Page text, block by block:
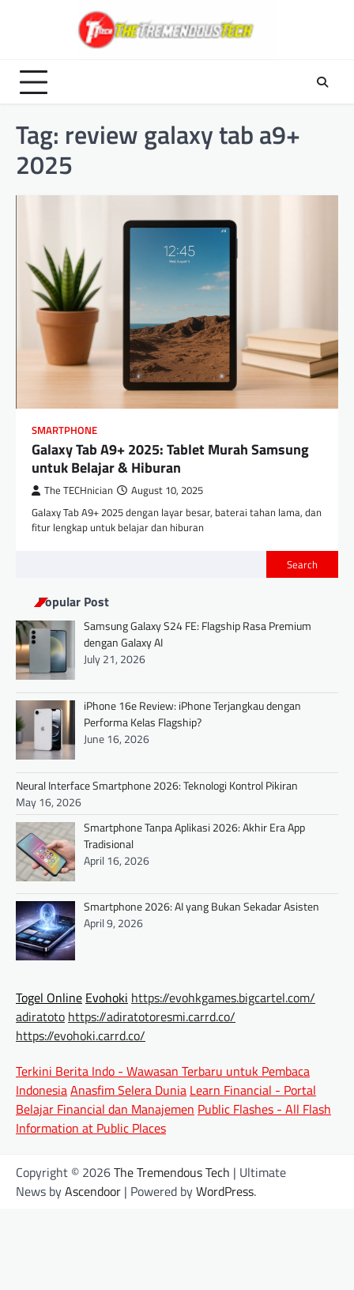
Tag: review galaxy tab a9+
2025
SMARTPHONE
Galaxy Tab A9+ 2025: Tablet Murah Samsung
untuk Belajar & Hiburan
The TECHnician August 10, 2025
Galaxy Tab A9+ 2025 dengan layar besar, baterai tahan lama, dan
fitur lengkap untuk belajar dan hiburan
Search
Popular Post
Samsung Galaxy S24 FE: Flagship Rasa Premium
dengan Galaxy AI
July 21, 2026
iPhone 16e Review: iPhone Terjangkau dengan
Performa Kelas Flagship?
June 16, 2026
Neural Interface Smartphone 2026: Teknologi Kontrol Pikiran
May 16, 2026
Smartphone Tanpa Aplikasi 2026: Akhir Era App
Tradisional
April 16, 2026
Smartphone 2026: AI yang Bukan Sekadar Asisten
April 9, 2026
Togel Online Evohoki https://evohkgames.bigcartel.com/
adiratoto https://adiratotoresmi.carrd.co/
https://evohoki.carrd.co/
Terkini Berita Indo - Wawasan Terbaru untuk Pembaca
IndonesiaAnasfim Selera Dunia Learn Financial - Portal
Belajar Financial dan Manajemen Public Flashes - All Flash
Information at Public Places
Copyright © 2026The Tremendous Tech | Ultimate
News byAscendoor | Powered byWordPress.